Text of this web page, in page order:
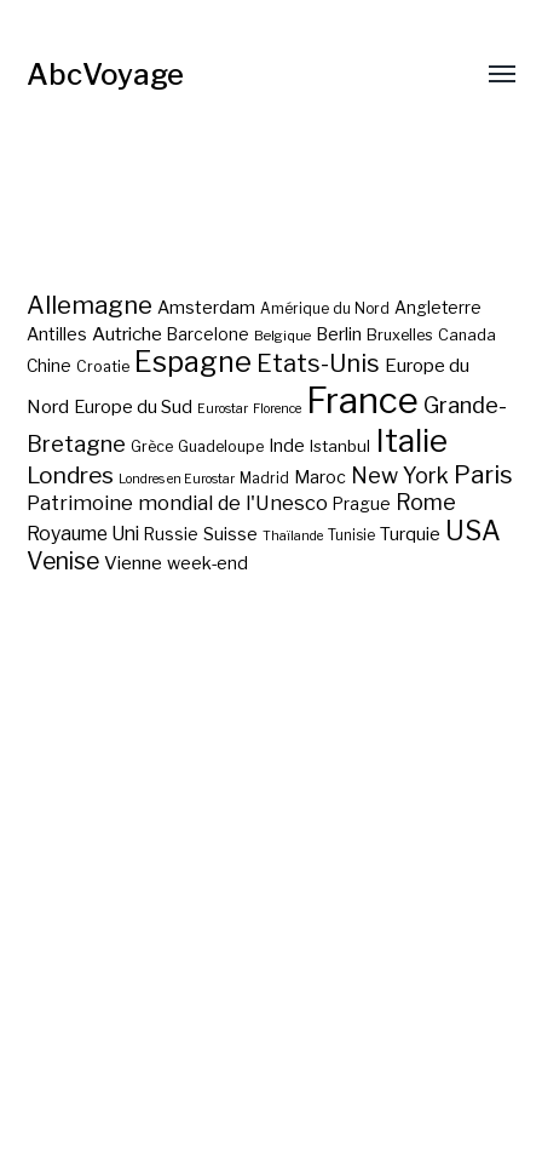
AbcVoyage
Allemagne Amsterdam Amérique du Nord Angleterre
Antilles Autriche Barcelone Belgique Berlin Bruxelles Canada
Chine Croatie Espagne Etats-Unis Europe du
Nord Europe du Sud Eurostar Florence France Grande-
Bretagne Grèce Guadeloupe Inde Istanbul Italie
Londres Londres en Eurostar Madrid Maroc New York Paris
Patrimoine mondial de l'Unesco Prague Rome
Royaume Uni Russie Suisse Thaïlande Tunisie Turquie USA
Venise Vienne week-end